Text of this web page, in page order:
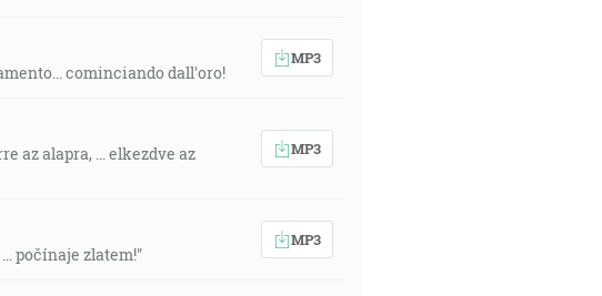
cominciando dall'oro!
MP3
az alapra, ... elkezdve az
MP3
počínaje zlatem!"
MP3